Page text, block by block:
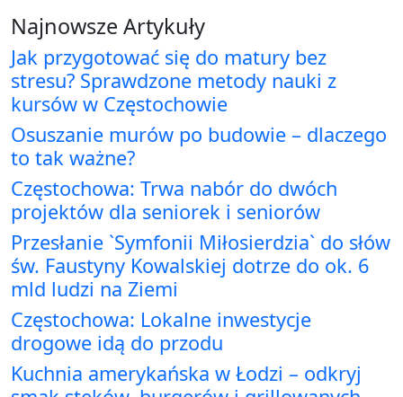
Najnowsze Artykuły
Jak przygotować się do matury bez
stresu? Sprawdzone metody nauki z
kursów w Częstochowie
Osuszanie murów po budowie – dlaczego
to tak ważne?
Częstochowa: Trwa nabór do dwóch
projektów dla seniorek i seniorów
Przesłanie `Symfonii Miłosierdzia` do słów
św. Faustyny Kowalskiej dotrze do ok. 6
mld ludzi na Ziemi
Częstochowa: Lokalne inwestycje
drogowe idą do przodu
Kuchnia amerykańska w Łodzi – odkryj